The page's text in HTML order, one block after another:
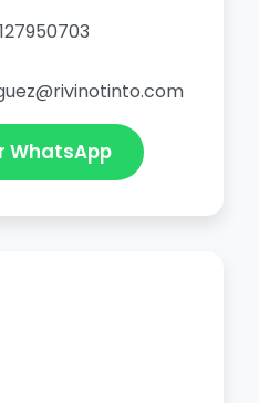
WhatsApp